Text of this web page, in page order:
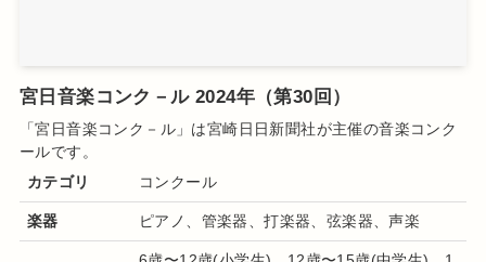
宮日音楽コンク－ル 2024年（第30回）
「宮日音楽コンク－ル」は宮崎日日新聞社が主催の音楽コンク
ールです。
カテゴリ
コンクール
楽器 ピアノ、管楽器、打楽器、 弦楽器、声楽